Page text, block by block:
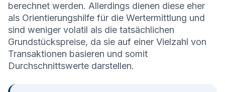
berechnet werden. Allerdings dienen diese eher
als Orientierungshilfe für die Wertermittlung und
sind weniger volatil als die tatsächlichen
Grundstückspreise, da sie auf einer Vielzahl von
Transaktionen basieren und somit
Durchschnittswerte darstellen.